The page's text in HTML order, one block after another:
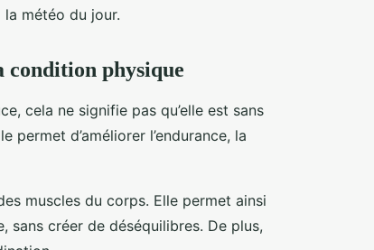
météo du jour.
physique
cela ne signifie pas qu’elle est sans
permet d’améliorer l’endurance, la
muscles du corps. Elle permet ainsi
sans créer de déséquilibres. De plus,